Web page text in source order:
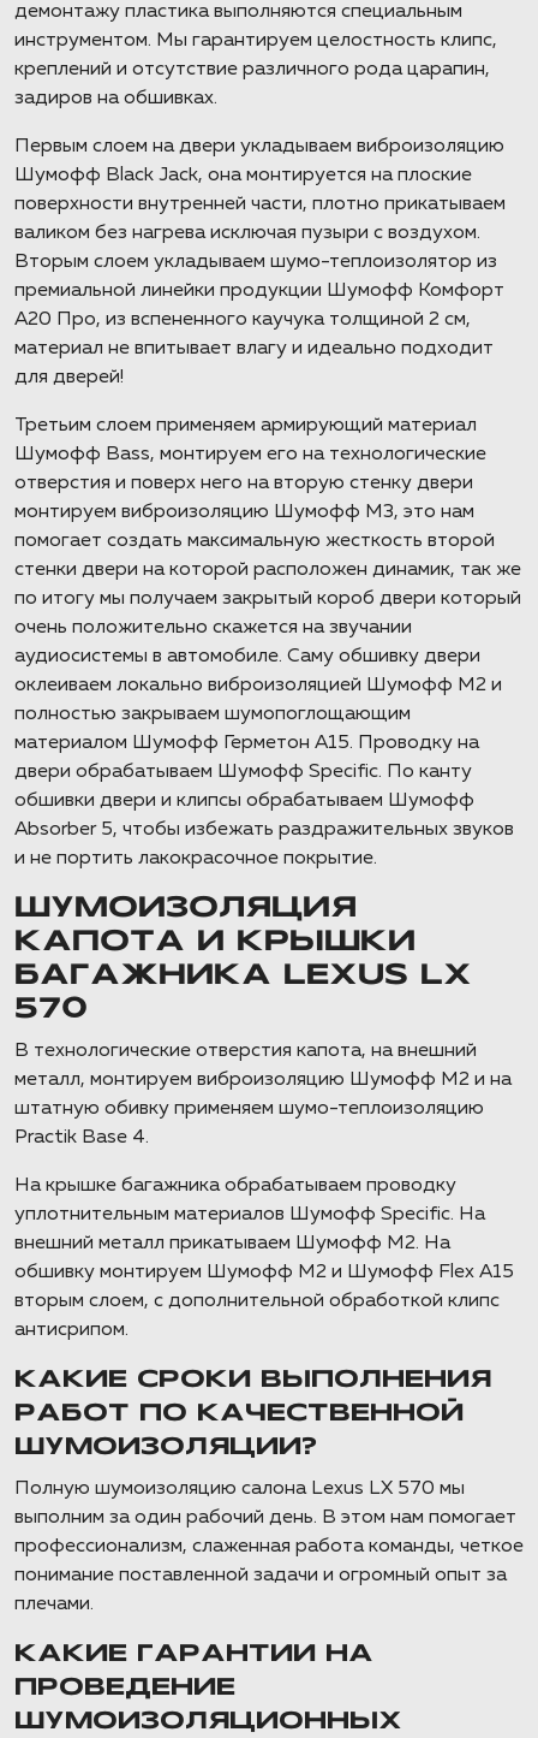
демонтажу пластика выполняются специальным
инструментом. Мы гарантируем целостность клипс,
креплений и отсутствие различного рода царапин,
задиров на обшивках.
Первым слоем на двери укладываем виброизоляцию
Шумофф Black Jack, она монтируется на плоские
поверхности внутренней части, плотно прикатываем
валиком без нагрева исключая пузыри с воздухом.
Вторым слоем укладываем шумо-теплоизолятор из
премиальной линейки продукции Шумофф Комфорт
А20 Про, из вспененного каучука толщиной 2 см,
материал не впитывает влагу и идеально подходит
для дверей!
Третьим слоем применяем армирующий материал
Шумофф Bass, монтируем его на технологические
отверстия и поверх него на вторую стенку двери
монтируем виброизоляцию Шумофф М3, это нам
помогает создать максимальную жесткость второй
стенки двери на которой расположен динамик, так же
по итогу мы получаем закрытый короб двери который
очень положительно скажется на звучании
аудиосистемы в автомобиле. Саму обшивку двери
оклеиваем локально виброизоляцией Шумофф М2 и
полностью закрываем шумопоглощающим
материалом Шумофф Герметон А15. Проводку на
двери обрабатываем Шумофф Specific. По канту
обшивки двери и клипсы обрабатываем Шумофф
Absorber 5, чтобы избежать раздражительных звуков
и не портить лакокрасочное покрытие.
ШУМОИЗОЛЯЦИЯ
КАПОТА И КРЫШКИ
БАГАЖНИКА LEXUS LX
570
В технологические отверстия капота, на внешний
металл, монтируем виброизоляцию Шумофф М2 и на
штатную обивку применяем шумо-теплоизоляцию
Practik Base 4.
На крышке багажника обрабатываем проводку
уплотнительным материалов Шумофф Specific. На
внешний металл прикатываем Шумофф М2. На
обшивку монтируем Шумофф М2 и Шумофф Flex A15
вторым слоем, с дополнительной обработкой клипс
антисрипом.
КАКИЕ СРОКИ ВЫПОЛНЕНИЯ
РАБОТ ПО КАЧЕСТВЕННОЙ
ШУМОИЗОЛЯЦИИ?
Полную шумоизоляцию салона Lexus LX 570 мы
выполним за один рабочий день. В этом нам помогает
профессионализм, слаженная работа команды, четкое
понимание поставленной задачи и огромный опыт за
плечами.
КАКИЕ ГАРАНТИИ НА
ПРОВЕДЕНИЕ
ШУМОИЗОЛЯЦИОННЫХ